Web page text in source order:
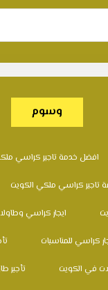
وسوم
افضل خدمة تاجير كراسي
تاجير كراسي ملكي الكويت
ايجار كراسي
كراسي للمناسبات
في الكويت تأجير